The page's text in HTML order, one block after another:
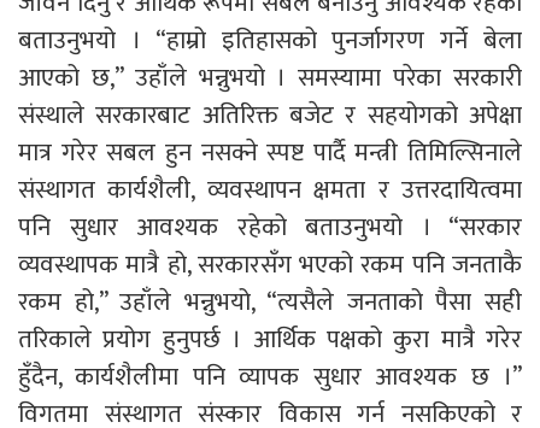
बताउनुभयो । “हाम्रो इतिहासको पुनर्जागरण गर्ने बेला
आएको छ,” उहाँले भन्नुभयो । समस्यामा परेका सरकारी
संस्थाले सरकारबाट अतिरिक्त बजेट र सहयोगको अपेक्षा
मात्र गरेर सबल हुन नसक्ने स्पष्ट पार्दै मन्त्री तिमिल्सिनाले
संस्थागत कार्यशैली, व्यवस्थापन क्षमता र उत्तरदायित्वमा
पनि सुधार आवश्यक रहेको बताउनुभयो । “सरकार
व्यवस्थापक मात्रै हो, सरकारसँग भएको रकम पनि जनताकै
रकम हो,” उहाँले भन्नुभयो, “त्यसैले जनताको पैसा सही
तरिकाले प्रयोग हुनुपर्छ । आर्थिक पक्षको कुरा मात्रै गरेर
हुँदैन, कार्यशैलीमा पनि व्यापक सुधार आवश्यक छ ।”
विगतमा संस्थागत संस्कार विकास गर्न नसकिएको र